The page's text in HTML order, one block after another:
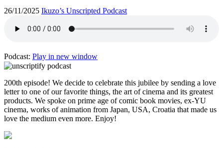
26/11/2025 Ikuzo’s Unscripted Podcast
Podcast: Play in new window
200th episode! We decide to celebrate this jubilee by sending a love
letter to one of our favorite things, the art of cinema and its greatest
products. We spoke on prime age of comic book movies, ex-YU
cinema, works of animation from Japan, USA, Croatia that made us
love the medium even more. Enjoy!